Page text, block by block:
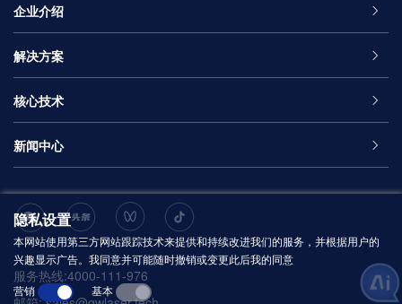
隐私设置
本网站使用第三方网站跟踪技术来提供和持续改进我们的服务，并根据用户的
兴趣显示广告。我同意并可能随时撤销或变更此后我的同意
营销 基本
企业介绍
解决方案
核心技术
新闻中心
服务热线:4000-111-976